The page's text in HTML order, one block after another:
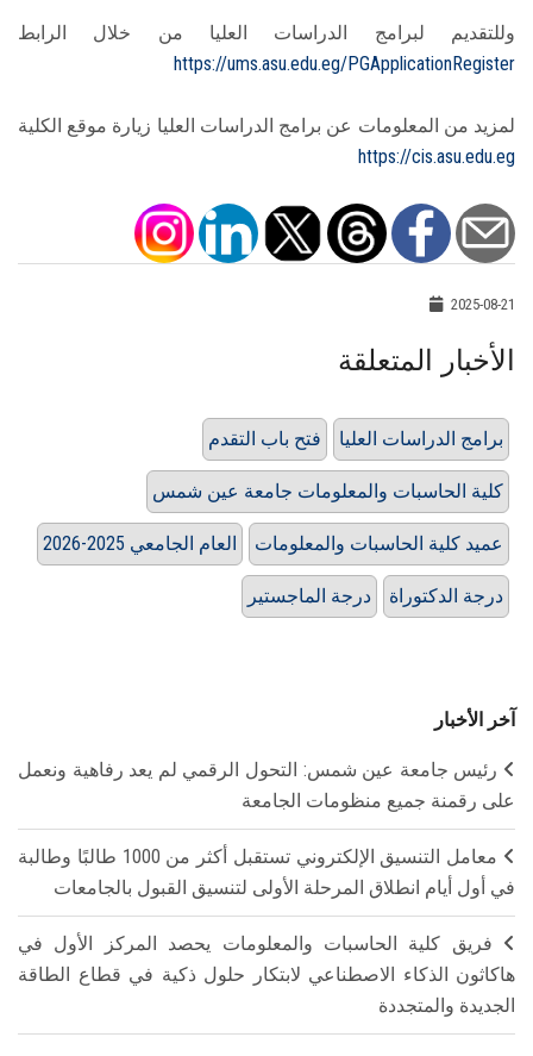
وللتقديم لبرامج الدراسات العليا من خلال الرابط
https://ums.asu.edu.eg/PGApplicationRegister
لمزيد من المعلومات عن برامج الدراسات العليا زيارة موقع الكلية
https://cis.asu.edu.eg
2025-08-21
الأخبار المتعلقة
فتح باب التقدم برامج الدراسات العليا
كلية الحاسبات والمعلومات جامعة عين شمس
العام الجامعي 2025-2026 عميد كلية الحاسبات والمعلومات
درجة الماجستير درجة الدكتوراة
آخر الأخبار
رئيس جامعة عين شمس: التحول الرقمي لم يعد رفاهية ونعمل
على رقمنة جميع منظومات الجامعة
معامل التنسيق الإلكتروني تستقبل أكثر من 1000 طالبًا وطالبة
في أول أيام انطلاق المرحلة الأولى لتنسيق القبول بالجامعات
فريق كلية الحاسبات والمعلومات يحصد المركز الأول في
هاكاثون الذكاء الاصطناعي لابتكار حلول ذكية في قطاع الطاقة
الجديدة والمتجددة